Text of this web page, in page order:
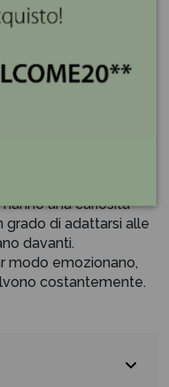
senza fili,
gli oggetti nello
creare un'atmosfera
linee esclusive in
combinazioni
tecnico quanto
una curiosità
grado di adattarsi alle
davanti.
modo emozionano,
costantemente.